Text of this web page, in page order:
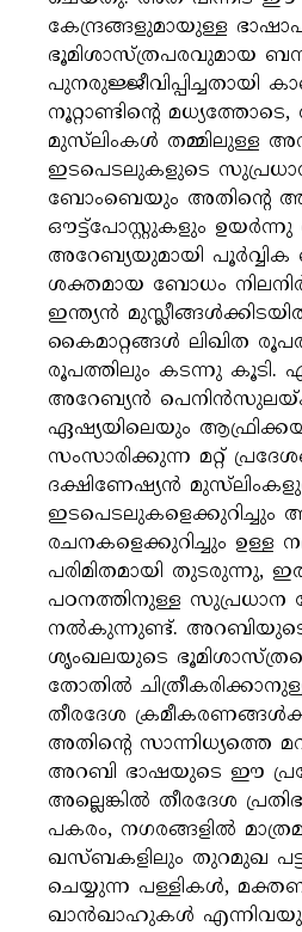
കേന്ദ്രങ്ങളുമായുള്ള
ഭൂമിശാസ്ത്രപരവുമായ
പുനരുജ്ജീവിപ്പിച്ചതായി
നൂറ്റാണ്ടിൻ്റെ
മുസ്‌ലിംകൾ തമ്മിലുള്ള
ഇടപെടലുകളുടെ സുപ്രധാന
ബോംബെയും അതിൻ്റെ
ഔട്ട്‌പോസ്റ്റുകളും ഉയർന്നു
അറേബ്യയുമായി പൂർവ്വിക
ശക്തമായ ബോധം
ഇന്ത്യൻ
കൈമാറ്റങ്ങൾ ലിഖിത
രൂപത്തിലും കടന്നു കൂടി.
അറേബ്യൻ
ഏഷ്യയിലെയും
സംസാരിക്കുന്ന മറ്റ്
ദക്ഷിണേഷ്യൻ
രചനകളെക്കുറിച്ചും ഉള്ള
പരിമിതമായി തുടരുന്നു,
പഠനത്തിനുള്ള സുപ്രധാന
നൽകുന്നുണ്ട്.
ശൃംഖലയുടെ
തോതിൽ
തീരദേശ
അതിൻ്റെ സാന്നിധ്യത്തെ
അറബി ഭാഷയുടെ ഈ
അല്ലെങ്കിൽ തീരദേശ
പകരം, നഗരങ്ങളിൽ
ഖസ്ബകളിലും തുറമുഖ
ചെയ്യുന്ന പള്ളികൾ,
ഖാൻഖാഹുകൾ